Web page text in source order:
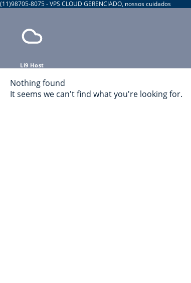
(11)98705-8075 - VPS CLOUD GERENCIADO, nossos cuidados
Li9 Host
Nothing found
It seems we can't find what you're looking for.